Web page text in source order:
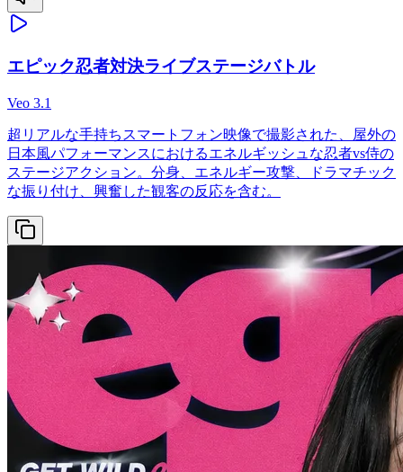
エピック忍者対決ライブステージバトル
Veo 3.1
超リアルな手持ちスマートフォン映像で撮影された、屋外の
日本風パフォーマンスにおけるエネルギッシュな忍者vs侍の
ステージアクション。分身、エネルギー攻撃、ドラマチック
な振り付け、興奮した観客の反応を含む。